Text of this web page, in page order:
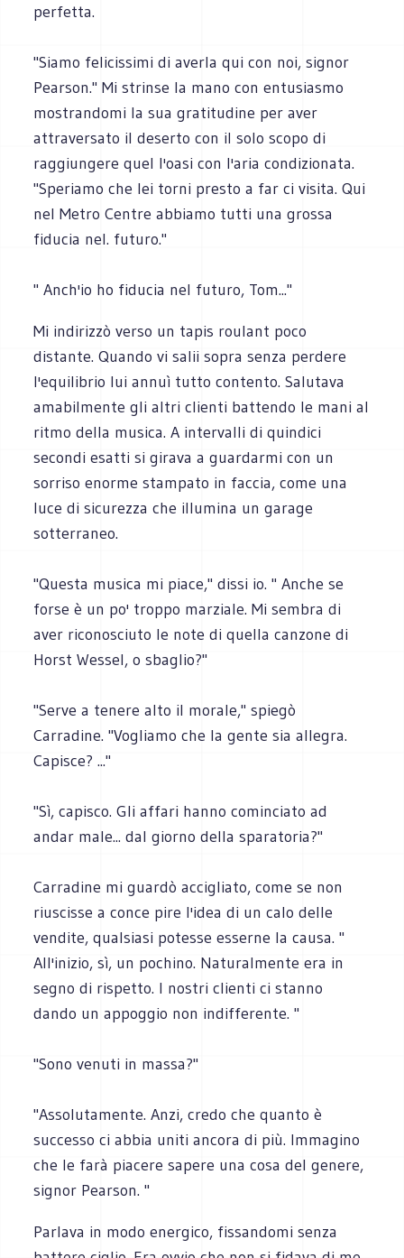
perfetta.
"Siamo felicissimi di averla qui con noi, signor
Pearson." Mi strinse la mano con entusiasmo
mostrandomi la sua gratitudine per aver
attraversato il deserto con il solo scopo di
raggiungere quel l'oasi con l'aria condizionata.
"Speriamo che lei torni presto a far ci visita. Qui
nel Metro Centre abbiamo tutti una grossa
fiducia nel. futuro."
" Anch'io ho fiducia nel futuro, Tom..."
Mi indirizzò verso un tapis roulant poco
distante. Quando vi salii sopra senza perdere
l'equilibrio lui annuì tutto contento. Salutava
amabilmente gli altri clienti battendo le mani al
ritmo della musica. A intervalli di quindici
secondi esatti si girava a guardarmi con un
sorriso enorme stampato in faccia, come una
luce di sicurezza che illumina un garage
sotterraneo.
"Questa musica mi piace," dissi io. " Anche se
forse è un po' troppo marziale. Mi sembra di
aver riconosciuto le note di quella canzone di
Horst Wessel, o sbaglio?"
"Serve a tenere alto il morale," spiegò
Carradine. "Vogliamo che la gente sia allegra.
Capisce? ..."
"Sì, capisco. Gli affari hanno cominciato ad
andar male... dal giorno della sparatoria?"
Carradine mi guardò accigliato, come se non
riuscisse a conce pire l'idea di un calo delle
vendite, qualsiasi potesse esserne la causa. "
All'inizio, sì, un pochino. Naturalmente era in
segno di rispetto. I nostri clienti ci stanno
dando un appoggio non indifferente. "
"Sono venuti in massa?"
"Assolutamente. Anzi, credo che quanto è
successo ci abbia uniti ancora di più. Immagino
che le farà piacere sapere una cosa del genere,
signor Pearson. "
Parlava in modo energico, fissandomi senza